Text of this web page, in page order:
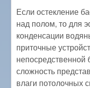
Если остекление
над полом, то для
конденсации
приточные
непосредственной
сложность
влаги потолочных